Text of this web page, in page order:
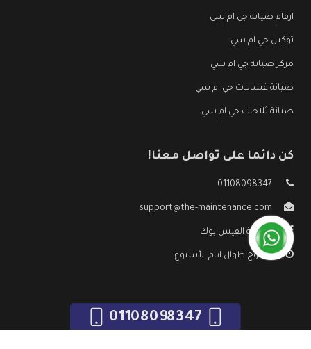
ارقام صيانة جي ام سي
توكيل جي ام سي
مركز صيانة جي ام سي
صيانة غسالات جي ام سي
صيانة ثلاجات جي ام سي
كن دائما على تواصل معنا!
01108098347
support@the-maintenance.com
صفحة الفيس بوك
مفتوح طوال ايام الأسبوع
01108098347